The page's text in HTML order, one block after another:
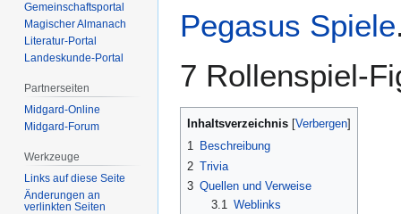
Pegasus Spiele
7 Rollenspiel-
Inhaltsverzeichnis
1 Beschreibung
2 Trivia
3 Quellen und Verweise
3.1
Weblinks
Gemeinschafts­portal
Magischer Almanach
Literatur-Portal
Landeskunde-Portal
Partnerseiten
Midgard-Online
Midgard-Forum
Werkzeuge
Links auf diese Seite
Änderungen an
verlinkten Seiten